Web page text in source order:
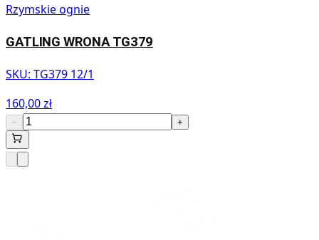
Rzymskie ognie
GATLING WRONA TG379
SKU: TG379 12/1
160,00 zł
− +